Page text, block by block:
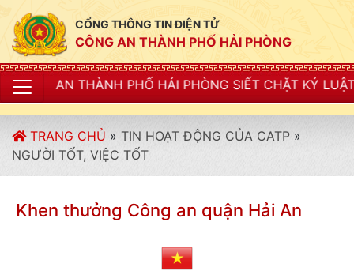
CỔNG THÔNG TIN ĐIỆN TỬ
CÔNG AN THÀNH PHỐ HẢI PHÒNG
HẢI PHÒNG SIẾT CHẶT KỶ LUẬT, KỶ CƯƠNG,
TRANG CHỦ » TIN HOẠT ĐỘNG CỦA CATP »
NGƯỜI TỐT, VIỆC TỐT
Khen thưởng Công an quận Hải An